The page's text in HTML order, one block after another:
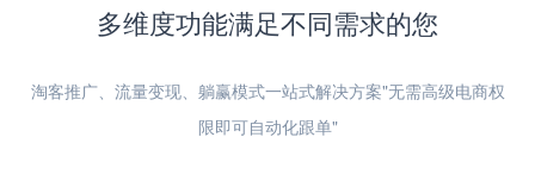
多维度功能满足不同需求的您
淘客推广、流量变现、躺赢模式一站式解决方案"无需高级电商权
限即可自动化跟单"